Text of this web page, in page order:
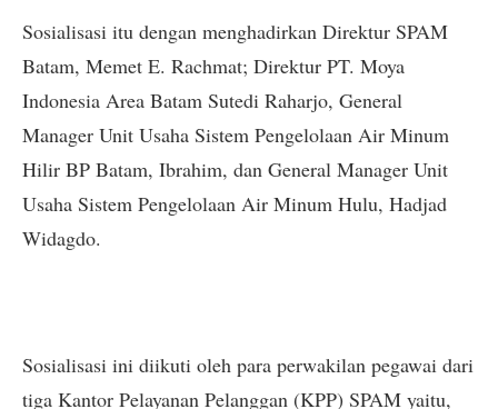
Sosialisasi itu dengan menghadirkan Direktur SPAM
Batam, Memet E. Rachmat; Direktur PT. Moya
Indonesia Area Batam Sutedi Raharjo, General
Manager Unit Usaha Sistem Pengelolaan Air Minum
Hilir BP Batam, Ibrahim, dan General Manager Unit
Usaha Sistem Pengelolaan Air Minum Hulu, Hadjad
Widagdo.
Sosialisasi ini diikuti oleh para perwakilan pegawai dari
tiga Kantor Pelayanan Pelanggan (KPP) SPAM yaitu,